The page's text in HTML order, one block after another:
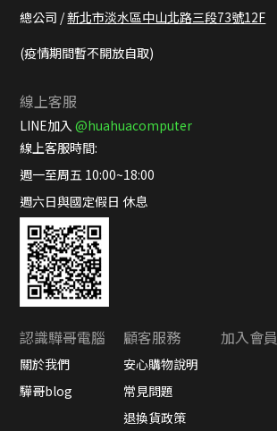
總公司 /新北市淡水區中山北路三段73號12F
(疫情期間暫不開放自取)
線上客服
LINE加入@huahuacomputer
線上客服時間:
週一至周五 10:00~18:00
週六日與國定假日 休息
認識驊哥電腦
關於我們
驊哥blog
顧客服務
安心購物說明
常見問題
退換貨政策
加入會員